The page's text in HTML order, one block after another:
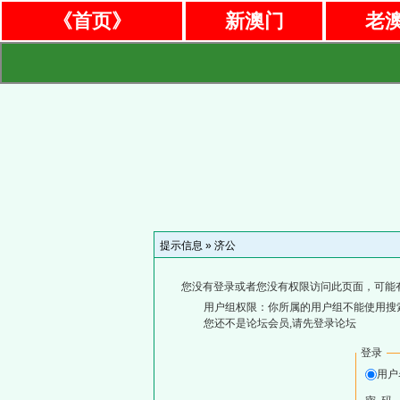
《首页》 新澳门 老
提示信息 » 济公
您没有登录或者您没有权限访问此页面，可能
用户组权限：你所属的用户组不能使用搜
您还不是论坛会员,请先登录论坛
登录
用